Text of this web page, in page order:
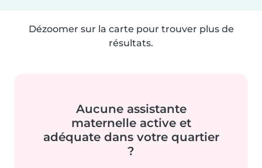
Dézoomer sur la carte pour trouver plus de
résultats.
Aucune assistante
maternelle active et
adéquate dans votre quartier
?